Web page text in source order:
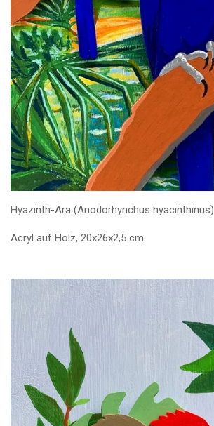
Hyazinth-Ara (Anodorhynchus hyacinthinus)
Acryl auf Holz, 20x26x2,5 cm